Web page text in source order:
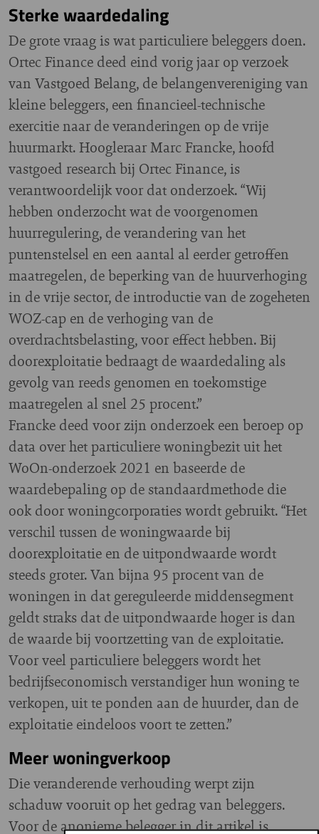
Sterke waardedaling
De grote vraag is wat particuliere beleggers doen.
Ortec Finance deed eind vorig jaar op verzoek
van Vastgoed Belang, de belangenvereniging van
kleine beleggers, een financieel-technische
exercitie naar de veranderingen op de vrije
huurmarkt. Hoogleraar Marc Francke, hoofd
vastgoed research bij Ortec Finance, is
verantwoordelijk voor dat onderzoek. “Wij
hebben onderzocht wat de voorgenomen
huurregulering, de verandering van het
puntenstelsel en een aantal al eerder getroffen
maatregelen, de beperking van de huurverhoging
in de vrije sector, de introductie van de zogeheten
WOZ-cap en de verhoging van de
overdrachtsbelasting, voor effect hebben. Bij
doorexploitatie bedraagt de waardedaling als
gevolg van reeds genomen en toekomstige
maatregelen al snel 25 procent.”
Francke deed voor zijn onderzoek een beroep op
data over het particuliere woningbezit uit het
WoOn-onderzoek 2021 en baseerde de
waardebepaling op de standaardmethode die
ook door woningcorporaties wordt gebruikt. “Het
verschil tussen de woningwaarde bij
doorexploitatie en de uitpondwaarde wordt
steeds groter. Van bijna 95 procent van de
woningen in dat gereguleerde middensegment
geldt straks dat de uitpondwaarde hoger is dan
de waarde bij voortzetting van de exploitatie.
Voor veel particuliere beleggers wordt het
bedrijfseconomisch verstandiger hun woning te
verkopen, uit te ponden aan de huurder, dan de
exploitatie eindeloos voort te zetten.”
Meer woningverkoop
Die veranderende verhouding werpt zijn
schaduw vooruit op het gedrag van beleggers.
Voor de anonieme belegger in dit artikel is